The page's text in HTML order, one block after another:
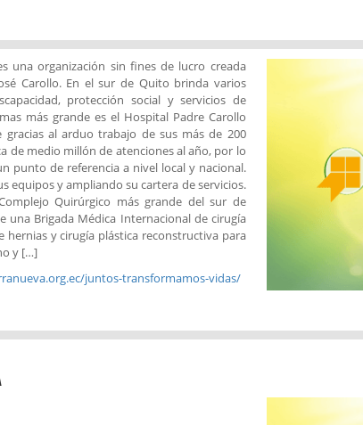
una organización sin fines de lucro creada
Carollo. En el sur de Quito brinda varios
protección social y servicios de
más grande es el Hospital Padre Carollo
gracias al arduo trabajo de sus más de 200
de medio millón de atenciones al año, por lo
punto de referencia a nivel local y nacional.
equipos y ampliando su cartera de servicios.
Quirúrgico más grande del sur de
una Brigada Médica Internacional de cirugía
hernias y cirugía plástica reconstructiva para
y […]
juntos-transformamos-vidas/